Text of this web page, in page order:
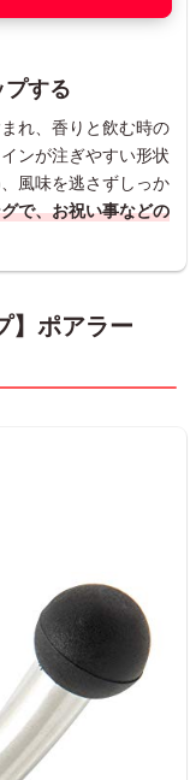
する
れ、香りと飲む時の
ンが注ぎやすい形状
風味を逃さずしっか
で、お祝い事などの
】ポアラー